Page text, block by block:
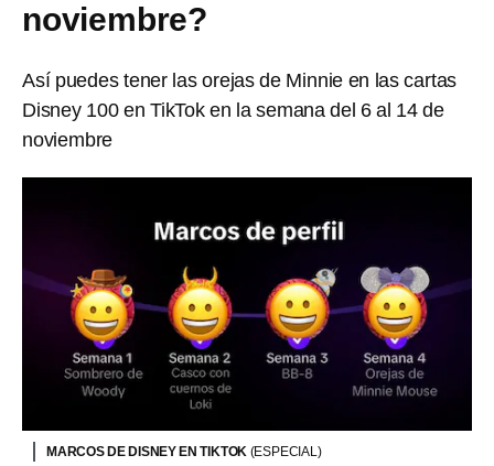
noviembre?
Así puedes tener las orejas de Minnie en las cartas
Disney 100 en TikTok en la semana del 6 al 14 de
noviembre
MARCOS DE DISNEY EN TIKTOK (ESPECIAL)